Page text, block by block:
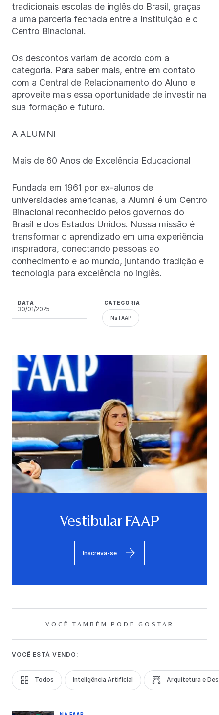
tradicionais escolas de inglês do Brasil, graças
a uma parceria fechada entre a Instituição e o
Centro Binacional.
Os descontos variam de acordo com a
categoria. Para saber mais, entre em contato
com a Central de Relacionamento do Aluno e
aproveite mais essa oportunidade de investir na
sua formação e futuro.
A ALUMNI
Mais de 60 Anos de Excelência Educacional
Fundada em 1961 por ex-alunos de
universidades americanas, a Alumni é um Centro
Binacional reconhecido pelos governos do
Brasil e dos Estados Unidos. Nossa missão é
transformar o aprendizado em uma experiência
inspiradora, conectando pessoas ao
conhecimento e ao mundo, juntando tradição e
tecnologia para excelência no inglês.
DATA
30/01/2025
CATEGORIA
Na FAAP
Vestibular FAAP
Inscreva-se
VOCÊ TAMBÉM PODE GOSTAR
VOCÊ ESTÁ VENDO:
Todos Inteligência Artificial Arquitetura e